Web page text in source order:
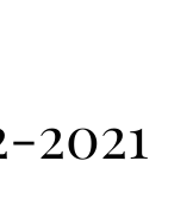
2021